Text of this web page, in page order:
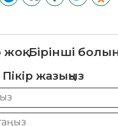
жоқ. Бірінші
Пікір жазыңыз